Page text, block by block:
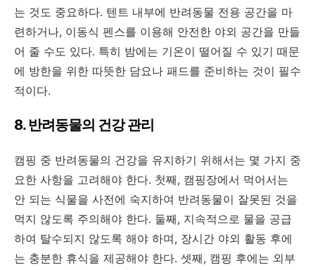
는 것도 중요하다. 텐트 내부에 반려동물 전용 공간을 마
련하거나, 이동식 펜스를 이용해 안전한 야외 공간을 만들
어 줄 수도 있다. 특히 밤에는 기온이 떨어질 수 있기 때문
에 방한을 위한 따뜻한 담요나 패드를 준비하는 것이 필수
적이다.
8. 반려동물의 건강 관리
캠핑 중 반려동물의 건강을 유지하기 위해서는 몇 가지 중
요한 사항을 고려해야 한다. 첫째, 캠핑장에서 먹어서는
안 되는 식물을 사전에 숙지하여 반려동물이 잘못된 것을
먹지 않도록 주의해야 한다. 둘째, 지속적으로 물을 공급
하여 탈수되지 않도록 해야 하며, 장시간 야외 활동 후에
는 충분한 휴식을 제공해야 한다. 셋째, 캠핑 후에는 외부